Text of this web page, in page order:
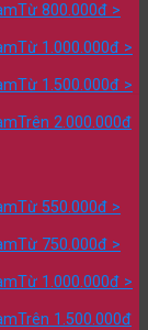
Từ 800.000đ >
Từ 1.000.000đ >
Từ 1.500.000đ >
Trên 2.000.000đ
Từ 550.000đ >
Từ 750.000đ >
Từ 1.000.000đ >
Trên 1.500.000đ